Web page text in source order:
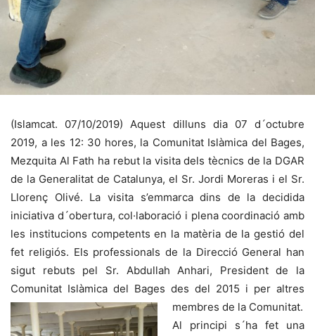
(Islamcat. 07/10/2019) Aquest dilluns dia 07 d´octubre
2019, a les 12: 30 hores, la Comunitat Islàmica del Bages,
Mezquita Al Fath ha rebut la visita dels tècnics de la DGAR
de la Generalitat de Catalunya, el Sr. Jordi Moreras i el Sr.
Llorenç Olivé. La visita s’emmarca dins de la decidida
iniciativa d´obertura, col·laboració i plena coordinació amb
les institucions competents en la matèria de la gestió del
fet religiós. Els professionals de la Direcció General han
sigut rebuts pel Sr. Abdullah Anhari, President de la
Comunitat Islàmica del Bages des del 2015 i per altres
membres de la Comunitat.
Al principi s´ha fet una